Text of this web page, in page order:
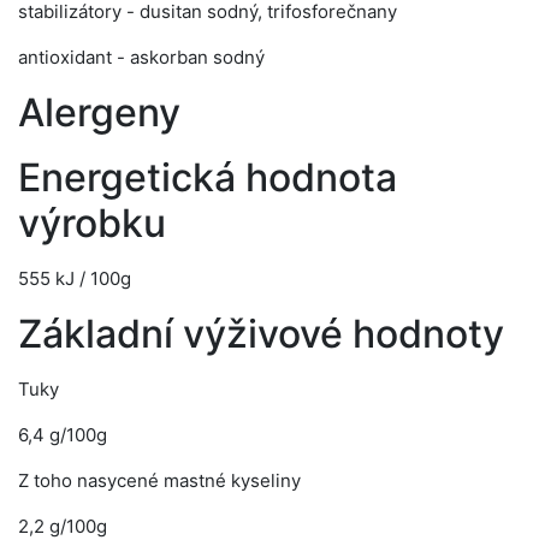
stabilizátory - dusitan sodný, trifosforečnany
antioxidant - askorban sodný
Alergeny
Energetická hodnota
výrobku
555 kJ / 100g
Základní výživové hodnoty
Tuky
6,4 g/100g
Z toho nasycené mastné kyseliny
2,2 g/100g